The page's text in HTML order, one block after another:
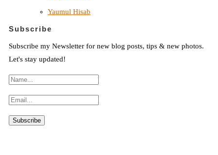
Yaumul Hisab
Subscribe
Subscribe my Newsletter for new blog posts, tips & new photos.
Let's stay updated!